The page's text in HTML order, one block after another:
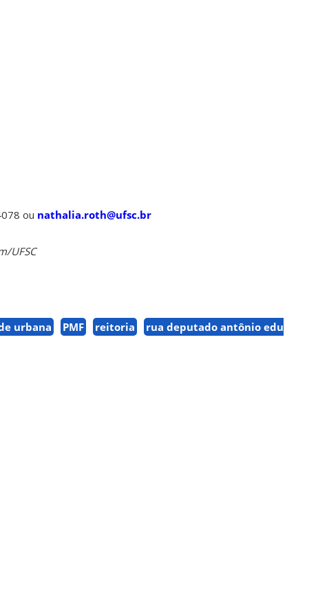
ou nathalia.roth@ufsc.br
UFSC
urbana PMF reitoria
rua deputado antônio edu